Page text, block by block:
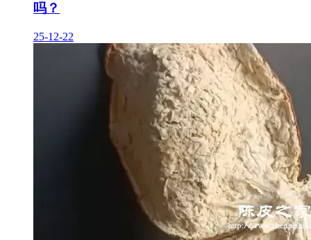
吗？
25-12-22